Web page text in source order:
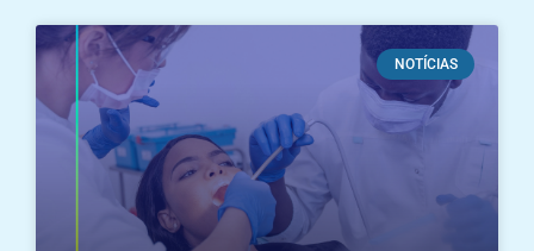
NOTÍCIAS